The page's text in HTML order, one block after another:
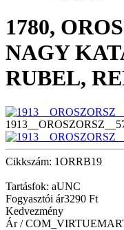
1780,
NAGY
RUBEL,
Cikkszám: 1ORRB19
Tartásfok: aUNC
Fogyasztói ár3290 Ft
Kedvezmény
Ár /